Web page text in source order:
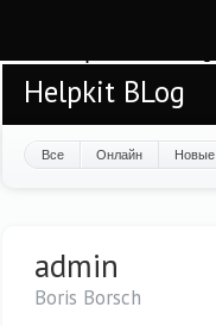
Helpkit BLog
Все Онлайн Новые
admin
Boris Borsch